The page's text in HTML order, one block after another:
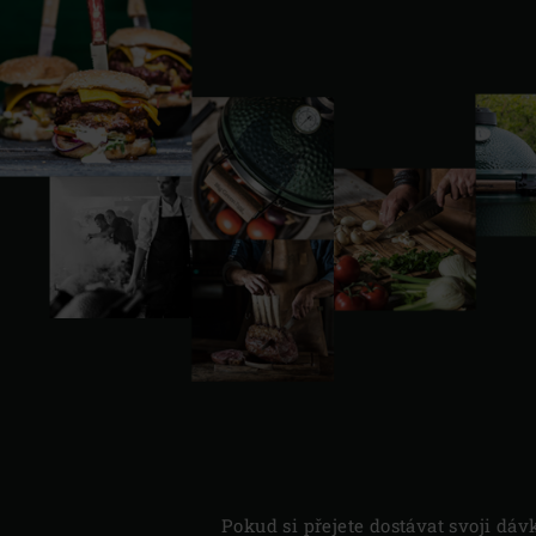
Pokud si přejete dostávat svoji